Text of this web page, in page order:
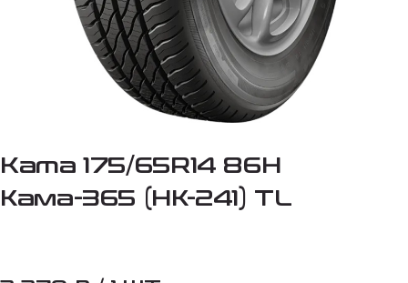
Kama 175/65R14 86H
Кама-365 (НК-241) TL